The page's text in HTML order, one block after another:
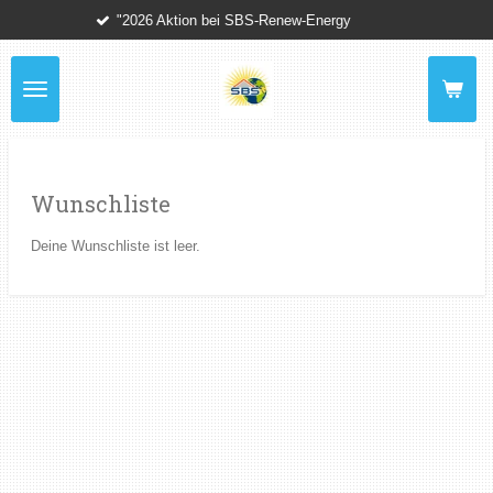
Hauptinhalt
springen
"2026 Aktion bei SBS-Renew-Energy
Wunschliste
Deine Wunschliste ist leer.